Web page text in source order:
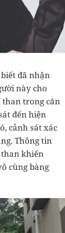
đã nhận
này cho
than trong căn
đến hiện
cảnh sát xác
Thông tin
khiến
cùng bàng